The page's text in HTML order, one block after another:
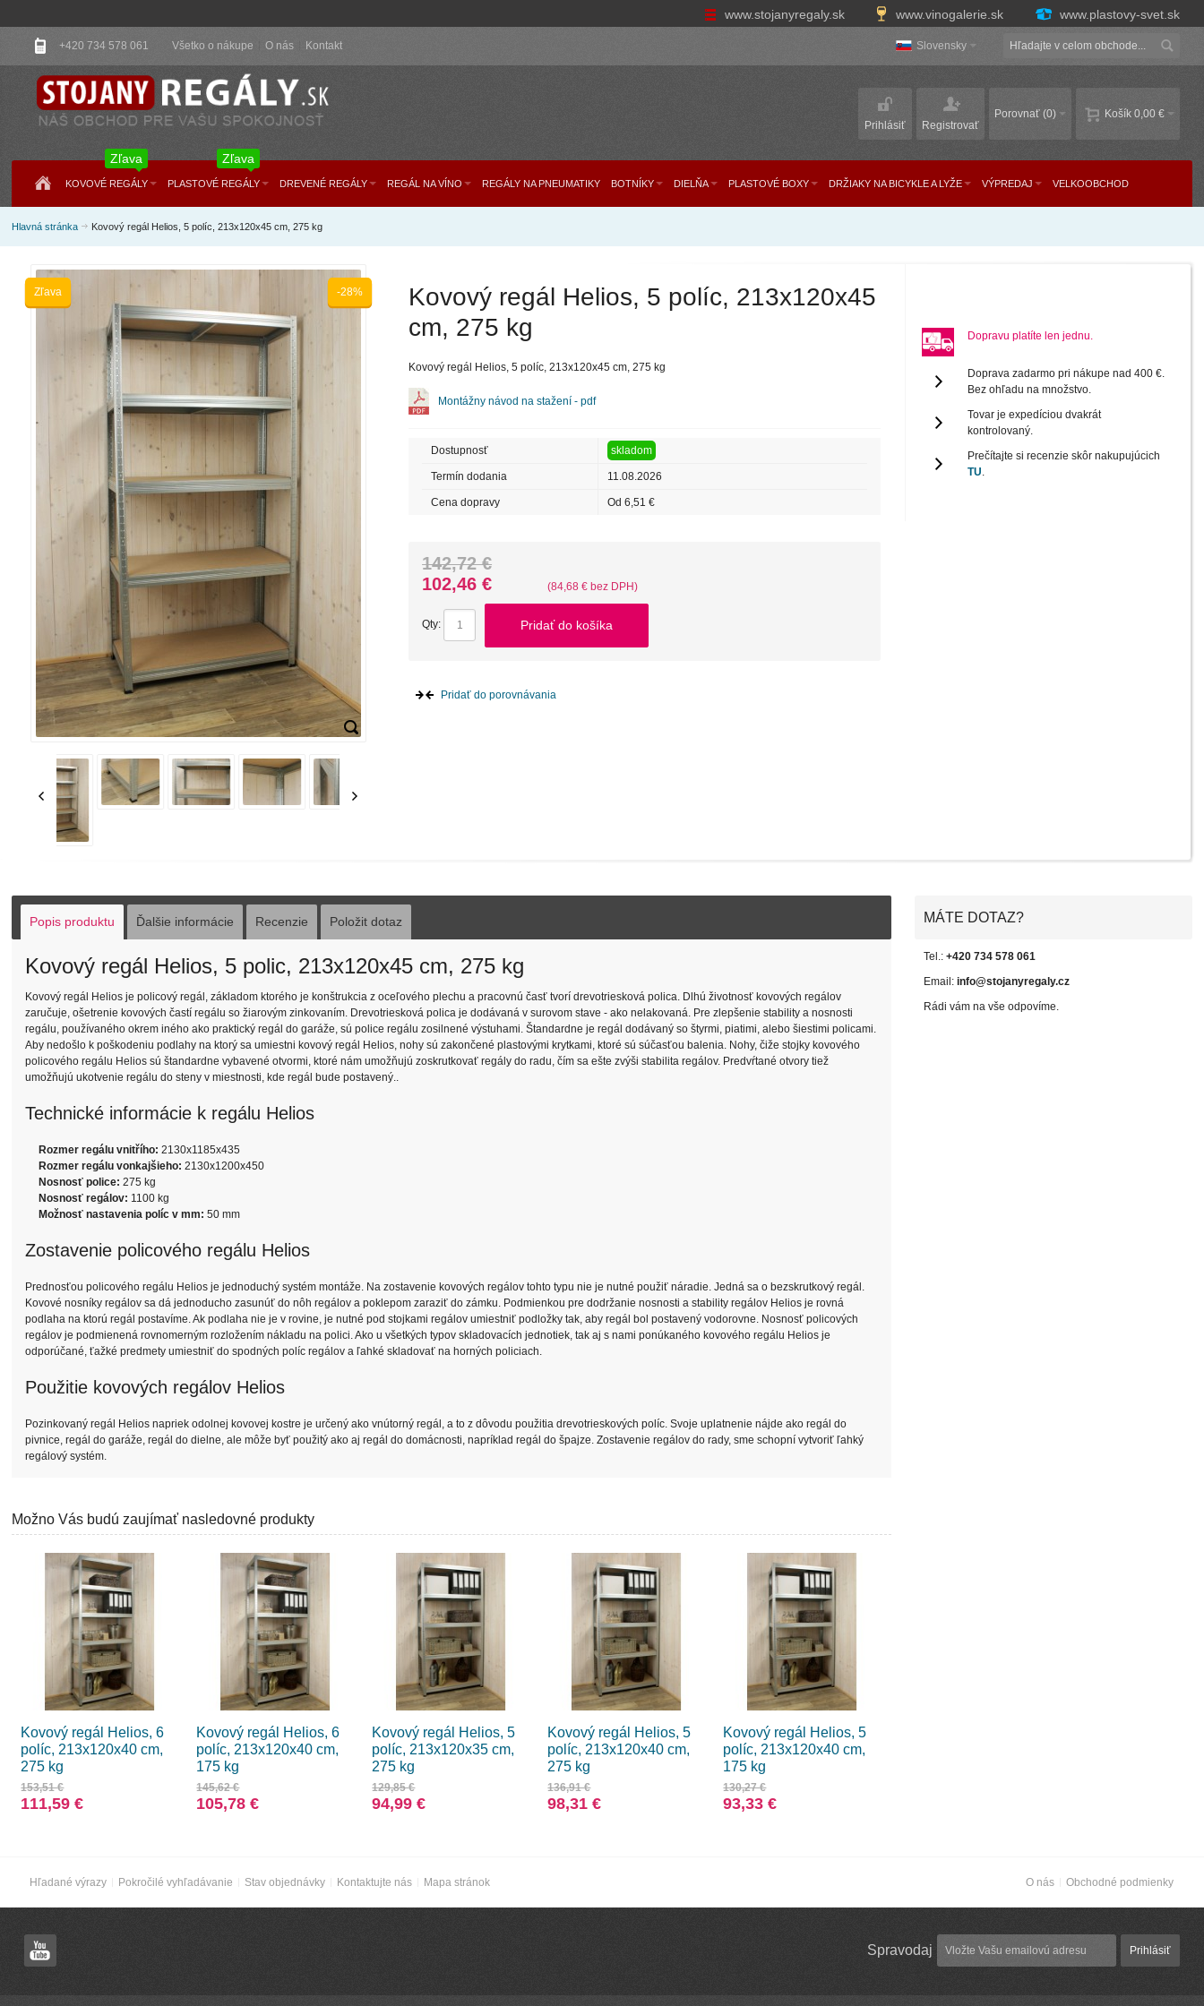
www.stojanyregaly.sk www.vinogalerie.sk www.plastovy-svet.sk
+420 734 578 061 Všetko o nákupe O nás Kontakt Slovensky
Košík 0,00 €
Porovnať (0)
Prihlásiť
Registrovať
KOVOVÉ REGÁLY
Zľava
PLASTOVÉ REGÁLY
Zľava
DREVENÉ REGÁLY REGÁL NA VÍNO REGÁLY NA PNEUMATIKY BOTNÍKY DIELŇA PLASTOVÉ BOXY DRŽIAKY NA BICYKLE A LYŽE VÝPREDAJ VELKOOBCHOD
Hlavná stránka Kovový regál Helios, 5 políc, 213x120x45 cm, 275 kg
-28%
Zľava
Kovový regál Helios, 5 políc, 213x120x45
cm, 275 kg
Kovový regál Helios, 5 políc, 213x120x45 cm, 275 kg
Montážny návod na stažení - pdf
Dostupnosť skladom
Termín dodania 11.08.2026
Cena dopravy Od 6,51 €
142,72 €
102,46 €
(84,68 € bez DPH)
Qty: Pridať do košíka
Pridať do porovnávania
Dopravu platíte len jednu.
Doprava zadarmo pri nákupe nad 400 €.
Bez ohľadu na množstvo.
Tovar je expedíciou dvakrát
kontrolovaný.
Prečítajte si recenzie skôr nakupujúcich
TU.
Popis produktu Ďalšie informácie Recenzie Položit dotaz
Kovový regál Helios, 5 polic, 213x120x45 cm, 275 kg
Kovový regál Helios je policový regál, základom ktorého je konštrukcia z oceľového plechu a pracovnú časť tvorí drevotriesková polica. Dlhú životnosť kovových regálov
zaručuje, ošetrenie kovových častí regálu so žiarovým zinkovaním. Drevotriesková polica je dodávaná v surovom stave - ako nelakovaná. Pre zlepšenie stability a nosnosti
regálu, používaného okrem iného ako praktický regál do garáže, sú police regálu zosilnené výstuhami. Štandardne je regál dodávaný so štyrmi, piatimi, alebo šiestimi policami.
Aby nedošlo k poškodeniu podlahy na ktorý sa umiestni kovový regál Helios, nohy sú zakončené plastovými krytkami, ktoré sú súčasťou balenia. Nohy, čiže stojky kovového
policového regálu Helios sú štandardne vybavené otvormi, ktoré nám umožňujú zoskrutkovať regály do radu, čím sa ešte zvýši stabilita regálov. Predvŕtané otvory tiež
umožňujú ukotvenie regálu do steny v miestnosti, kde regál bude postavený..
Technické informácie k regálu Helios
Rozmer regálu vnitřího: 2130x1185x435
Rozmer regálu vonkajšieho: 2130x1200x450
Nosnosť police:275 kg
Nosnosť regálov: 1100 kg
Možnosť nastavenia políc v mm: 50 mm
Zostavenie policového regálu Helios
Prednosťou policového regálu Helios je jednoduchý systém montáže. Na zostavenie kovových regálov tohto typu nie je nutné použiť náradie. Jedná sa o bezskrutkový regál.
Kovové nosníky regálov sa dá jednoducho zasunúť do nôh regálov a poklepom zaraziť do zámku. Podmienkou pre dodržanie nosnosti a stability regálov Helios je rovná
podlaha na ktorú regál postavíme. Ak podlaha nie je v rovine, je nutné pod stojkami regálov umiestniť podložky tak, aby regál bol postavený vodorovne. Nosnosť policových
regálov je podmienená rovnomerným rozložením nákladu na polici. Ako u všetkých typov skladovacích jednotiek, tak aj s nami ponúkaného kovového regálu Helios je
odporúčané, ťažké predmety umiestniť do spodných políc regálov a ľahké skladovať na horných policiach.
Použitie kovových regálov Helios
Pozinkovaný regál Helios napriek odolnej kovovej kostre je určený ako vnútorný regál, a to z dôvodu použitia drevotrieskových políc. Svoje uplatnenie nájde ako regál do
pivnice, regál do garáže, regál do dielne, ale môže byť použitý ako aj regál do domácnosti, napríklad regál do špajze. Zostavenie regálov do rady, sme schopní vytvoriť ľahký
regálový systém.
MÁTE DOTAZ?
Tel.:+420 734 578 061
Email:info@stojanyregaly.cz
Rádi vám na vše odpovíme.
Možno Vás budú zaujímať nasledovné produkty
Kovový regál Helios, 6
políc, 213x120x40 cm,
275 kg
153,51 €
111,59 €
Kovový regál Helios, 6
políc, 213x120x40 cm,
175 kg
145,62 €
105,78 €
Kovový regál Helios, 5
políc, 213x120x35 cm,
275 kg
129,85 €
94,99 €
Kovový regál Helios, 5
políc, 213x120x40 cm,
275 kg
136,91 €
98,31 €
Kovový regál Helios, 5
políc, 213x120x40 cm,
175 kg
130,27 €
93,33 €
Hľadané výrazy Pokročilé vyhľadávanie Stav objednávky Kontaktujte nás Mapa stránok O nás Obchodné podmienky
Spravodaj Prihlásiť